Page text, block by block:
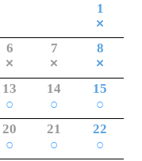
1
×
6
×
7
×
8
×
13
○
14
○
15
○
20
○
21
○
22
○